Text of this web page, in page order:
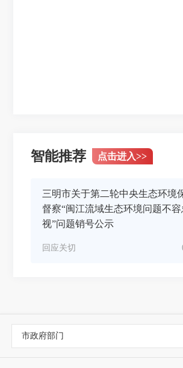
智能推荐 点击进入>>
三明市关于第二轮中央生态环境
督察“闽江流域生态环境问题不容
视”问题销号公示
回应关切
市政府部门